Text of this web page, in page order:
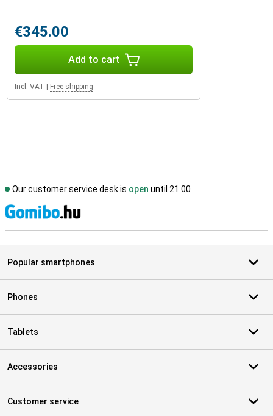
€345.00
Add to cart
Incl. VAT Free shipping
Our customer service desk is open until 21.00
Popular smartphones
Phones
Tablets
Accessories
Customer service